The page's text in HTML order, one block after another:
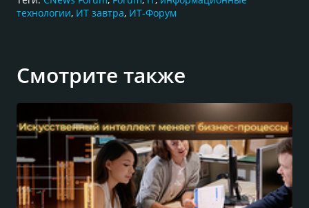
технологии, ИТ завтра, ИТ-Форум
Смотрите также